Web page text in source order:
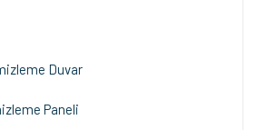
Duvar
Paneli